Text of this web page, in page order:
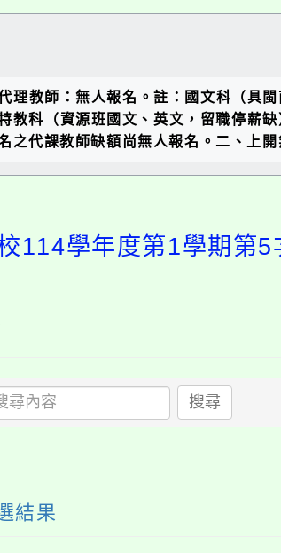
教師：無人報名。註：國文科（具
教科（資源班國文、英文，留職停薪
代課教師缺額尚無人報名。二、上
114學年度第1學期第5
搜尋
結果